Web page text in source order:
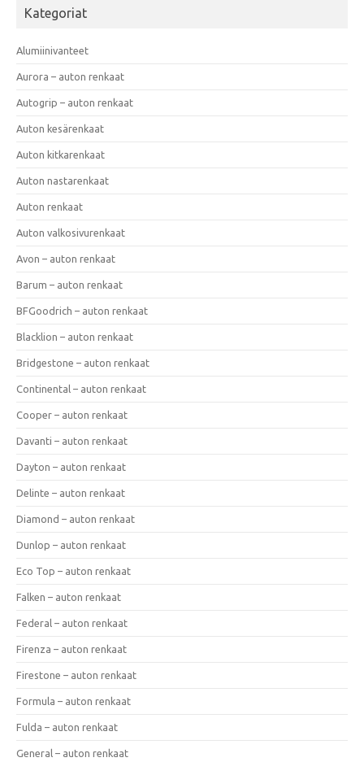
Kategoriat
Alumiinivanteet
Aurora – auton renkaat
Autogrip – auton renkaat
Auton kesärenkaat
Auton kitkarenkaat
Auton nastarenkaat
Auton renkaat
Auton valkosivurenkaat
Avon – auton renkaat
Barum – auton renkaat
BFGoodrich – auton renkaat
Blacklion – auton renkaat
Bridgestone – auton renkaat
Continental – auton renkaat
Cooper – auton renkaat
Davanti – auton renkaat
Dayton – auton renkaat
Delinte – auton renkaat
Diamond – auton renkaat
Dunlop – auton renkaat
Eco Top – auton renkaat
Falken – auton renkaat
Federal – auton renkaat
Firenza – auton renkaat
Firestone – auton renkaat
Formula – auton renkaat
Fulda – auton renkaat
General – auton renkaat